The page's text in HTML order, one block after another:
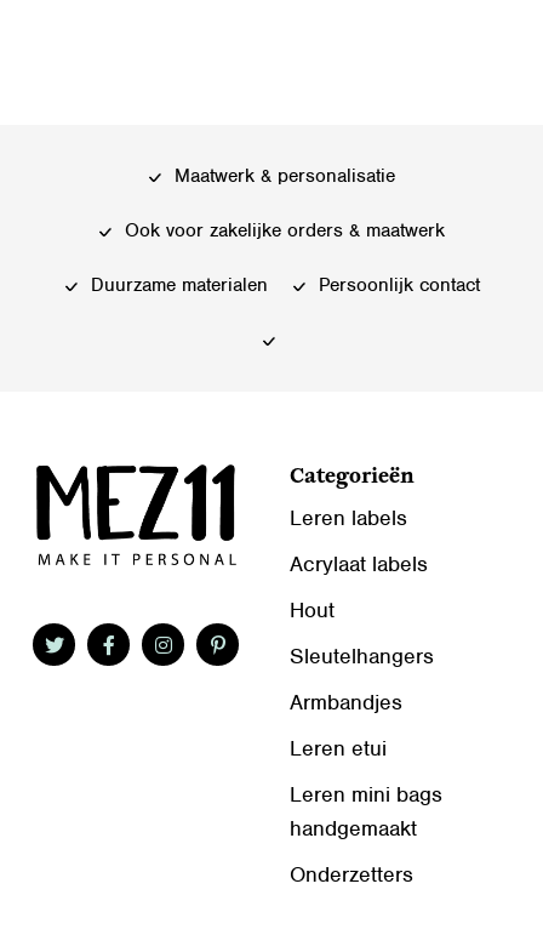
Maatwerk & personalisatie
Ook voor zakelijke orders & maatwerk
Duurzame materialen Persoonlijk contact
Categorieën
Leren labels
Acrylaat labels
Hout
Sleutelhangers
Armbandjes
Leren etui
Leren mini bags
handgemaakt
Onderzetters